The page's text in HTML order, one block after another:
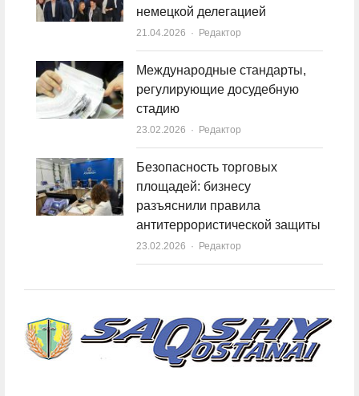
немецкой делегацией
21.04.2026 Author
Редактор
Международные стандарты,
регулирующие досудебную
стадию
23.02.2026 Author
Редактор
Безопасность торговых
площадей: бизнесу
разъяснили правила
антитеррористической защиты
23.02.2026 Author
Редактор